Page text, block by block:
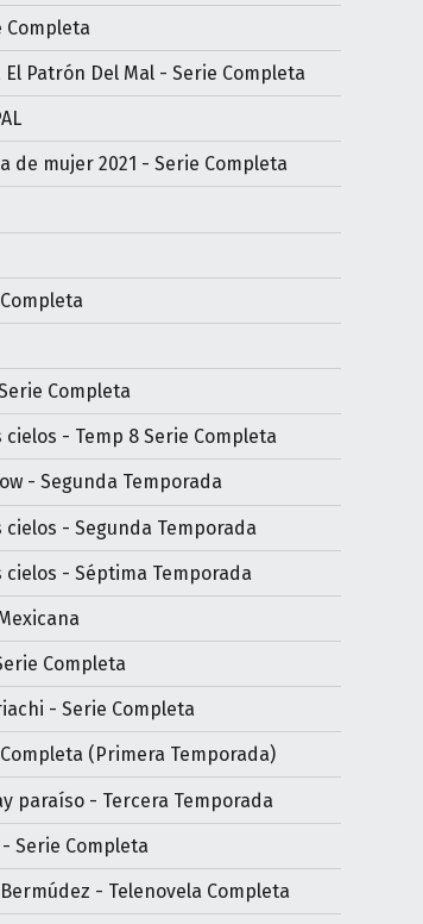
Completa
El Patrón Del Mal - Serie Completa
de mujer 2021 - Serie Completa
Completa
cielos - Temp 8 Serie Completa
- Segunda Temporada
cielos - Segunda Temporada
cielos - Séptima Temporada
Completa
- Serie Completa
(Primera Temporada)
paraíso - Tercera Temporada
Serie Completa
- Telenovela Completa